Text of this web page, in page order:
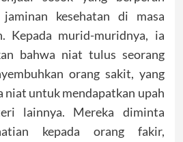
kesehatan di masa
Kepada murid-muridnya, ia
bahwa niat tulus seorang
orang sakit, yang
niat untuk mendapatkan upah
lainnya. Mereka diminta
kepada orang fakir,